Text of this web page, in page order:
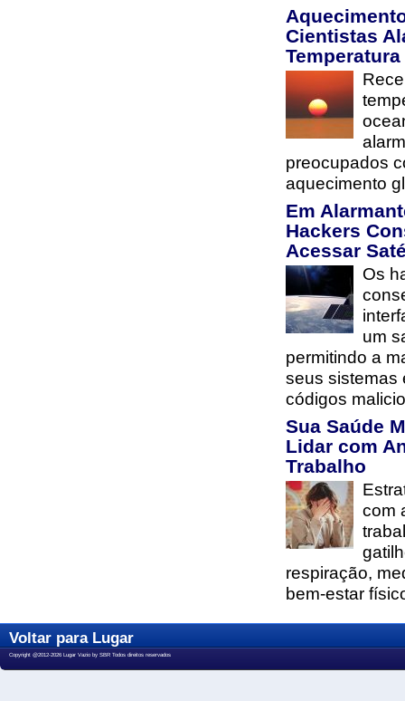
Cientistas
preocupados
aquecimento
Em
Hackers
Acessar
Os
um
permitindo a
seus sistemas
códigos
Sua Saúde
Lidar com
Trabalho
com
respiração,
bem-estar
Voltar para Lugar
Copyright @2012-2026 Lugar Vazio by SBR Todos direitos reservados